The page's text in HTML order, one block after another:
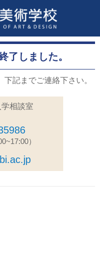
了しました。
記までご連絡下さい。
相談室
）